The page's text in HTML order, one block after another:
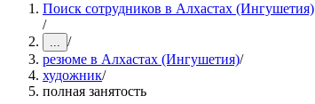
Поиск сотрудников в Алхастах (Ингушетия)
/
... /
резюме в Алхастах (Ингушетия)/
художник/
полная занятость